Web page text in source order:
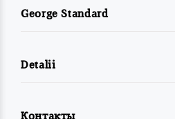
George Standard
Detalii
Контакты